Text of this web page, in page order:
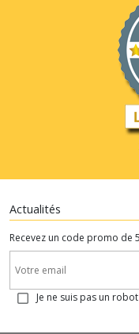
Actualités
Recevez un code promo de
Je ne suis pas un robot